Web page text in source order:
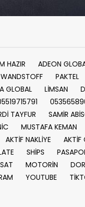
HAZIR ADEON
WANDSTOFF PAKTEL
GLOBAL LİMSAN
TAYFUR SAMİR
MUSTAFA KEMAN
AKTİF NAKLİYE AKTİF
SHİPS
MOTORİN
YOUTUBE